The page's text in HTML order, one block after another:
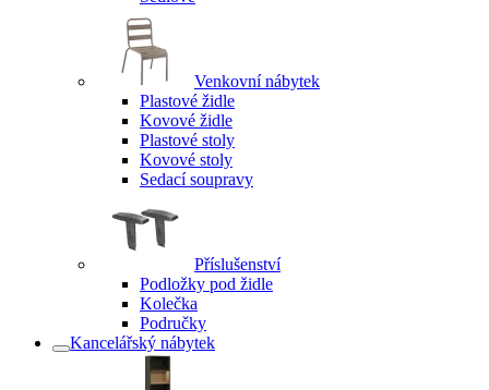
Venkovní nábytek
Plastové židle
Kovové židle
Plastové stoly
Kovové stoly
Sedací soupravy
Příslušenství
Podložky pod židle
Kolečka
Područky
Kancelářský nábytek